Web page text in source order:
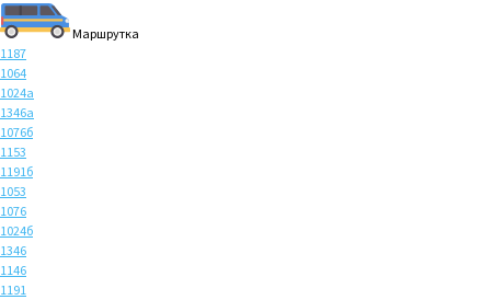
Маршрутка
1187
1064
1024а
1346а
1076б
1153
1191б
1053
1076
1024б
1346
1146
1191